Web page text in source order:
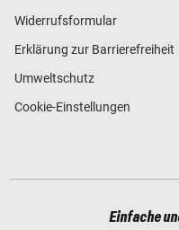
Widerrufsformular
Erklärung zur Barrierefreiheit
Umweltschutz
Cookie-Einstellungen
Einfache